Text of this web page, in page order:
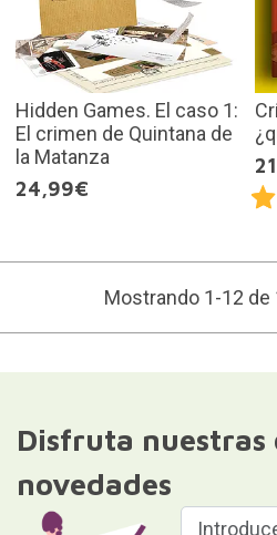
Hidden Games. El caso 1:
El crimen de Quintana de
la Matanza
24,99€
Mostrando 1-12
Disfruta nuestras
novedades